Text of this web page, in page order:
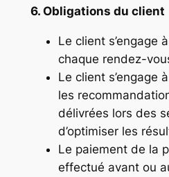
6. Obligations du client
Le client s’engage
chaque rendez-
Le client s’engage
les
délivrées lors des
d’optimiser les
Le paiement de la
effectué avant ou